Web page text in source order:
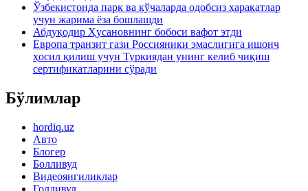
Ўзбекистонда парк ва кўчаларда одобсиз ҳаракатлар
учун жарима ёза бошлашди
Абдуқодир Ҳусановнинг бобоси вафот этди
Европа транзит гази Россияники эмаслигига ишонч
ҳосил қилиш учун Туркиядан унинг келиб чиқиш
сертификатларини сўради
Бўлимлар
hordiq.uz
Авто
Блогер
Болливуд
Видеоянгиликлар
Голливуд